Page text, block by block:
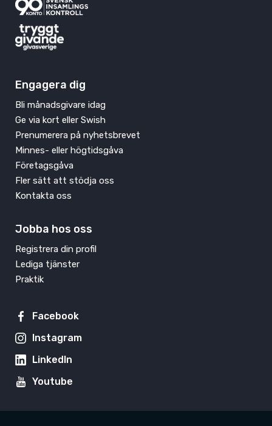
Engagera dig
Bli månadsgivare idag
Ge via kort eller Swish
Prenumerera på nyhetsbrevet
Minnes- eller högtidsgåva
Företagsgåva
Fler sätt att stödja oss
Kontakta oss
Jobba hos oss
Registrera din profil
Lediga tjänster
Praktik
Facebook
Instagram
LinkedIn
Youtube